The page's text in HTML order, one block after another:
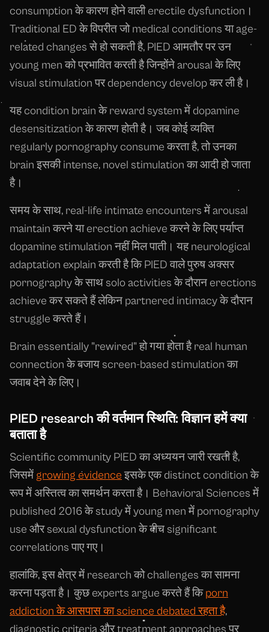
consumption के कारण होने वाली erectile dysfunction।
Traditional ED के विपरीत जो medical conditions या age-
related changes से हो सकती है, PIED आमतौर पर उन
young men को प्रभावित करती है जिन्होंने arousal के लिए
visual stimulation पर dependency develop कर ली है।
यह condition brain के reward system में dopamine
desensitization के कारण होती है। जब कोई व्यक्ति
regularly pornography consume करता है, तो उनका
brain इसकी intense, novel stimulation का आदी हो जाता
है।
समय के साथ, real-life intimate encounters में arousal
maintain करने या erection achieve करने के लिए पर्याप्त
dopamine stimulation नहीं मिल पाती। यह neurological
adaptation explain करती है कि PIED वाले पुरुष अक्सर
pornography के साथ solo activities के दौरान erections
achieve कर सकते हैं लेकिन partnered intimacy के दौरान
struggle करते हैं।
Brain essentially "rewired" हो गया होता है real human
connection के बजाय screen-based stimulation का
जवाब देने के लिए।
PIED research की वर्तमान स्थिति: विज्ञान हमें क्या
बताता है
Scientific community PIED का अध्ययन जारी रखती है,
जिसमें growing evidence इसके एक distinct condition के
रूप में अस्तित्व का समर्थन करता है। Behavioral Sciences में
published 2016 के study में young men में pornography
use और sexual dysfunction के बीच significant
correlations पाए गए।
हालांकि, इस क्षेत्र में research को challenges का सामना
करना पड़ता है। कुछ experts argue करते हैं किporn
addiction के आसपास का science debated रहता है,
diagnostic criteria और treatment approaches पर